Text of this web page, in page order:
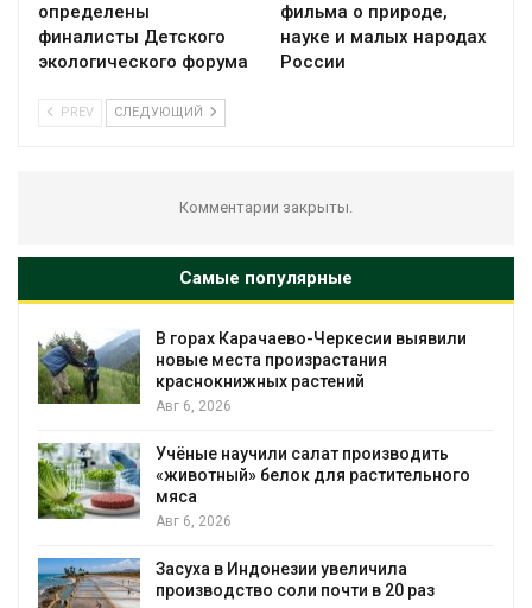
определены
финалисты Детского
экологического форума
фильма о природе,
науке и малых народах
России
PREV СЛЕДУЮЩИЙ
Комментарии закрыты.
Самые популярные
В Домодедове ликвидируют
последствия разлива химикатов после
пожара на складе
Авг 6, 2026
Изменение климата меняет ареалы
бабочек по всему миру
Авг 6, 2026
установки солнечных панелей для
бизнеса